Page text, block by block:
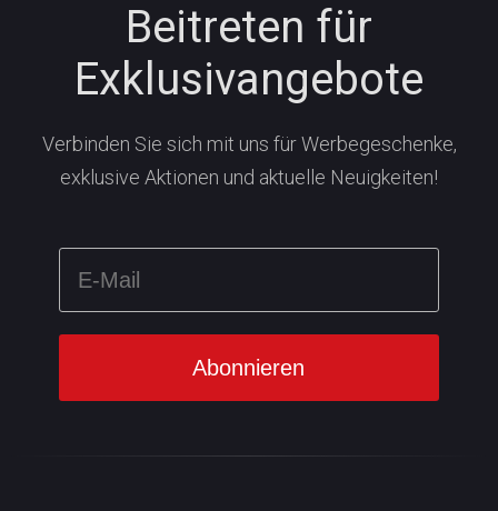
Beitreten für
Exklusivangebote
Verbinden Sie sich mit uns für Werbegeschenke,
exklusive Aktionen und aktuelle Neuigkeiten!